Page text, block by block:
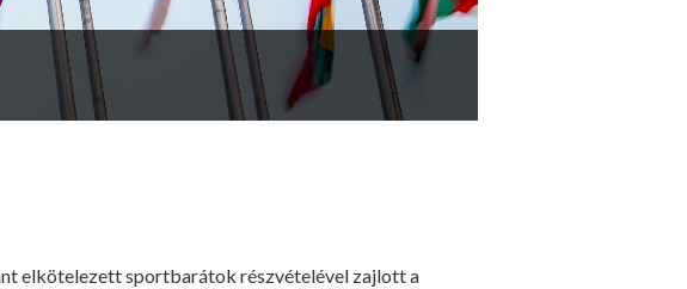
elkötelezett sportbarátok részvételével zajlott a